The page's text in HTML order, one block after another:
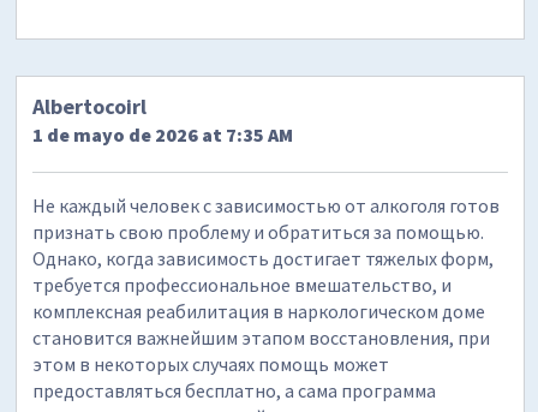
Albertocoirl
1 de mayo de 2026 at 7:35 AM
Не каждый человек с зависимостью от алкоголя готов
признать свою проблему и обратиться за помощью.
Однако, когда зависимость достигает тяжелых форм,
требуется профессиональное вмешательство, и
комплексная реабилитация в наркологическом доме
становится важнейшим этапом восстановления, при
этом в некоторых случаях помощь может
предоставляться бесплатно, а сама программа